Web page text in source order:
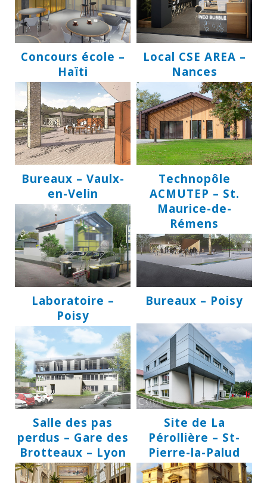
Concours école –
Haïti
Local CSE AREA –
Nances
Bureaux – Vaulx-
en-Velin
Technopôle
ACMUTEP – St.
Maurice-de-
Rémens
Laboratoire –
Poisy
Bureaux – Poisy
Salle des pas
perdus – Gare des
Brotteaux – Lyon
Site de La
Pérollière – St-
Pierre-la-Palud